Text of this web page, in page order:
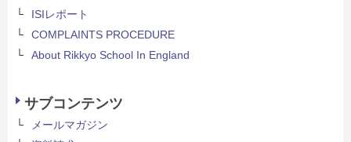
ISIレポート
COMPLAINTS PROCEDURE
About Rikkyo School In England
サブコンテンツ
メールマガジン